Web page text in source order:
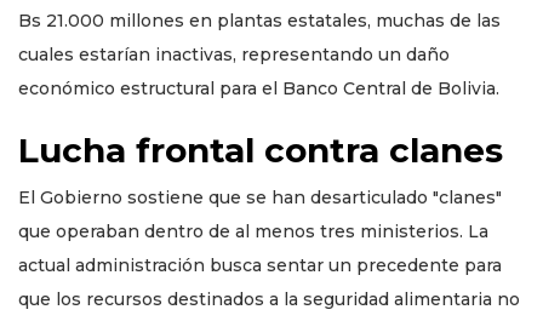
Bs 21.000 millones en plantas estatales, muchas de las
cuales estarían inactivas, representando un daño
económico estructural para el Banco Central de Bolivia.
Lucha frontal contra clanes
El Gobierno sostiene que se han desarticulado "clanes"
que operaban dentro de al menos tres ministerios. La
actual administración busca sentar un precedente para
que los recursos destinados a la seguridad alimentaria no